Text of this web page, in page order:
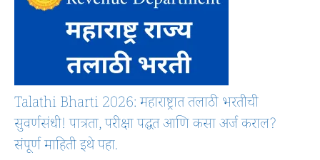
Talathi Bharti 2026: महाराष्ट्रात तलाठी भरतीची
सुवर्णसंधी! पात्रता, परीक्षा पद्धत आणि कसा अर्ज कराल?
संपूर्ण माहिती इथे पहा.